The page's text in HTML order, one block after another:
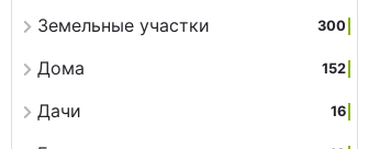
Земельные участки 300
Дома 152
Дачи 16